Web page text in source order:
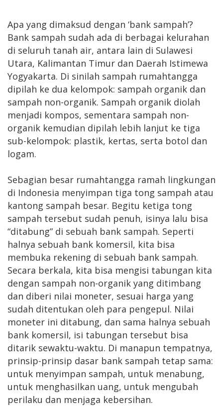
Apa yang dimaksud dengan ‘bank sampah’?
Bank sampah sudah ada di berbagai kelurahan
di seluruh tanah air, antara lain di Sulawesi
Utara, Kalimantan Timur dan Daerah Istimewa
Yogyakarta. Di sinilah sampah rumahtangga
dipilah ke dua kelompok: sampah organik dan
sampah non-organik. Sampah organik diolah
menjadi kompos, sementara sampah non-
organik kemudian dipilah lebih lanjut ke tiga
sub-kelompok: plastik, kertas, serta botol dan
logam.
Sebagian besar rumahtangga ramah lingkungan
di Indonesia menyimpan tiga tong sampah atau
kantong sampah besar. Begitu ketiga tong
sampah tersebut sudah penuh, isinya lalu bisa
“ditabung” di sebuah bank sampah. Seperti
halnya sebuah bank komersil, kita bisa
membuka rekening di sebuah bank sampah.
Secara berkala, kita bisa mengisi tabungan kita
dengan sampah non-organik yang ditimbang
dan diberi nilai moneter, sesuai harga yang
sudah ditentukan oleh para pengepul. Nilai
moneter ini ditabung, dan sama halnya sebuah
bank komersil, isi tabungan tersebut bisa
ditarik sewaktu-waktu. Di manapun tempatnya,
prinsip-prinsip dasar bank sampah tetap sama:
untuk menyimpan sampah, untuk menabung,
untuk menghasilkan uang, untuk mengubah
perilaku dan menjaga kebersihan.